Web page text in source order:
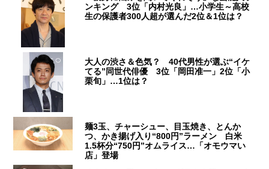
ンキング 3位「内村光良」…小学生～高校
生の保護者300人超が選んだ2位＆1位は？
大人の渋さ＆色気？ 40代男性が選ぶ“イケ
てる”同世代俳優 3位「岡田准一」2位「小
栗旬」…1位は？
麺3玉、チャーシュー、目玉焼き、とんか
つ、かき揚げ入り“800円”ラーメン 白米
1.5杯分“750円”オムライス…「オモウマい
店」登場